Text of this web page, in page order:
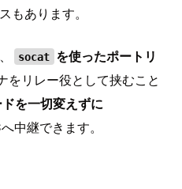
もあります。
socat を使ったポートリ
をリレー役として挟むこと
を一切変えずに
中継できます。